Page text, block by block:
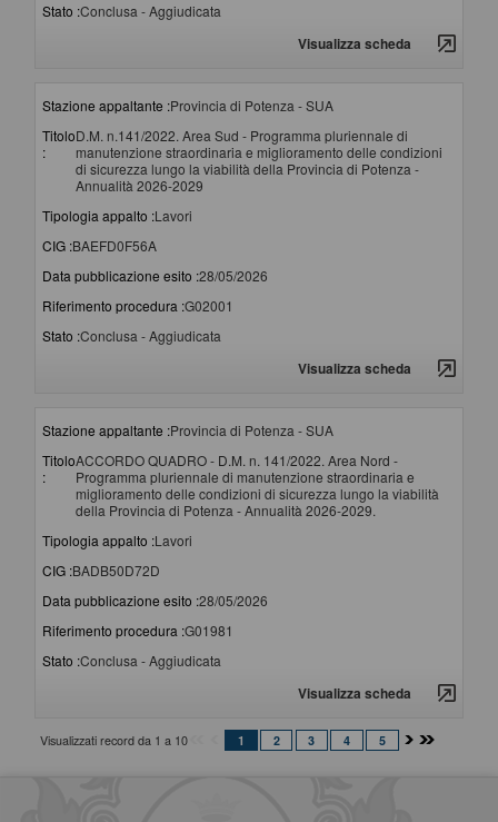
Stato :Conclusa - Aggiudicata
Visualizza scheda
Stazione appaltante :Provincia di Potenza - SUA
Titolo
:
D.M. n.141/2022. Area Sud - Programma pluriennale di
manutenzione straordinaria e miglioramento delle condizioni
di sicurezza lungo la viabilità della Provincia di Potenza -
Annualità 2026-2029
Tipologia appalto :Lavori
CIG :BAEFD0F56A
Data pubblicazione esito :28/05/2026
Riferimento procedura :G02001
Stato :Conclusa - Aggiudicata
Visualizza scheda
Stazione appaltante :Provincia di Potenza - SUA
Titolo
:
ACCORDO QUADRO - D.M. n. 141/2022. Area Nord -
Programma pluriennale di manutenzione straordinaria e
miglioramento delle condizioni di sicurezza lungo la viabilità
della Provincia di Potenza - Annualità 2026-2029.
Tipologia appalto :Lavori
CIG :BADB50D72D
Data pubblicazione esito :28/05/2026
Riferimento procedura :G01981
Stato :Conclusa - Aggiudicata
Visualizza scheda
Visualizzati record da 1 a 10